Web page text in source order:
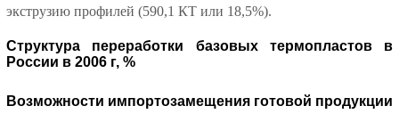
экструзию профилей (590,1 КТ или 18,5%).
Структура переработки базовых термопластов в
России в 2006 г, %
Возможности импортозамещения готовой продукции